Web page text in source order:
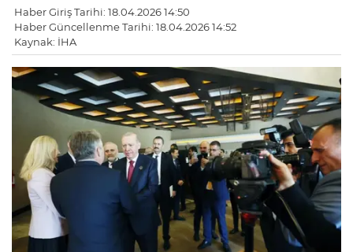
Haber Giriş Tarihi: 18.04.2026 14:50
Haber Güncellenme Tarihi: 18.04.2026 14:52
Kaynak: İHA